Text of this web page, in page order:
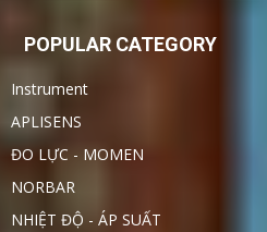
POPULAR CATEGORY
Instrument
APLISENS
ĐO LỰC - MOMEN
NORBAR
NHIỆT ĐỘ - ÁP SUẤT